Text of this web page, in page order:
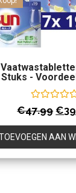
Stuks -
Waardering
0
uit
5
€47.99 €
AAN